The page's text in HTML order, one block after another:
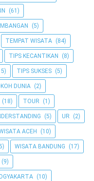
(61)
(5)
TEMPAT WISATA (84)
TIPS KECANTIKAN (8)
TIPS SUKSES (5)
DUNIA (2)
(18) TOUR (1)
(5) UR (2)
ACEH (10)
WISATA BANDUNG (17)
(9)
(10)